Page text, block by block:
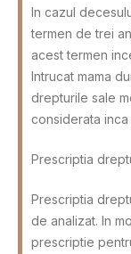
In cazul
termen de trei
acest termen
Intrucat mama
drepturile sale
considerata
Prescriptia
Prescriptia
de analizat. In
prescriptie